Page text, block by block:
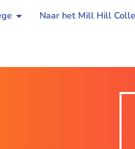
Naar het Mill Hill